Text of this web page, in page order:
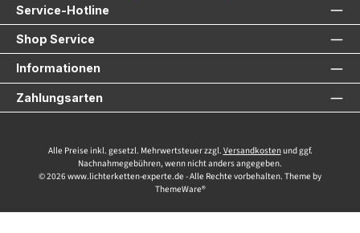
Service-Hotline
Shop Service
Informationen
Zahlungsarten
Alle Preise inkl. gesetzl. Mehrwertsteuer zzgl. Versandkostenund ggf.
Nachnahmegebühren, wenn nicht anders angegeben.
© 2026 www.lichterketten-experte.de - Alle Rechte vorbehalten. Theme by
ThemeWare®